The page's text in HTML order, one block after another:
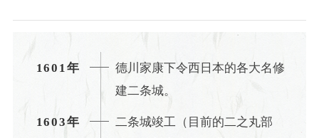
1601年
德川家康下令西日本的各大名修
建二条城。
1603年
二条城竣工（目前的二之丸部